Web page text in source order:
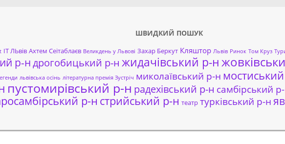
ШВИДКИЙ ПОШУК
ІТ ЛЬвів Ахтем Сеітаблаєв Великдень у Львові Захар Беркут Кляштор Львів Ринок Том Круз
р-ндрогобицький р-н жидачівський р-н
львівська осінь літературна премія Зустріч миколаївський р-н
пустомирівський р-н радехівський р-н самбірський
р-н стрийський р-н театр турківський р-н